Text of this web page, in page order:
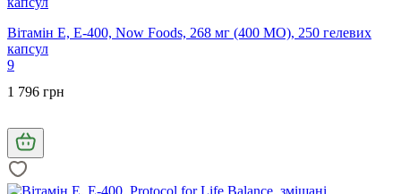
Вітамін Е, E-400, Now Foods, 268 мг (400 МО), 250 гелевих
капсул
9
1 796 грн